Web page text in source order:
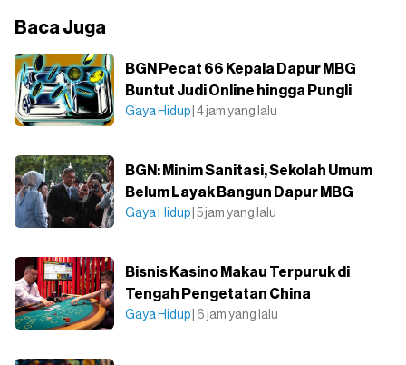
Baca Juga
BGN Pecat 66 Kepala Dapur MBG
Buntut Judi Online hingga Pungli
Gaya Hidup | 4 jam yang lalu
BGN: Minim Sanitasi, Sekolah Umum
Belum Layak Bangun Dapur MBG
Gaya Hidup | 5 jam yang lalu
Bisnis Kasino Makau Terpuruk di
Tengah Pengetatan China
Gaya Hidup | 6 jam yang lalu